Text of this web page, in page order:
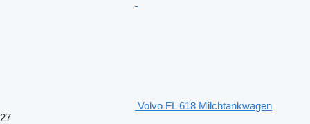
Volvo FL 618 Milchtankwagen
27